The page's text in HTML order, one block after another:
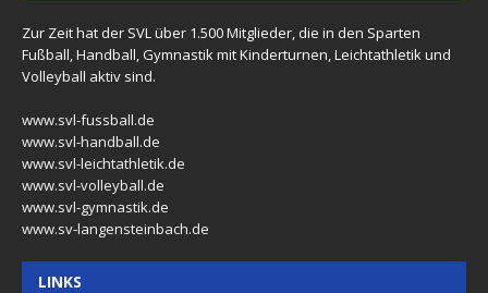
Zur Zeit hat der SVL über 1.500 Mitglieder, die in den Sparten
Fußball, Handball, Gymnastik mit Kinderturnen, Leichtathletik und
Volleyball aktiv sind.
www.svl-fussball.de
www.svl-handball.de
www.svl-leichtathletik.de
www.svl-volleyball.de
www.svl-gymnastik.de
www.sv-langensteinbach.de
LINKS